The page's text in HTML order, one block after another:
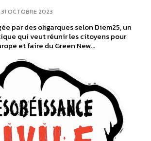
31 OCTOBRE 2023
par des oligarques selon Diem25, un
qui veut réunir les citoyens pour
et faire du Green New...